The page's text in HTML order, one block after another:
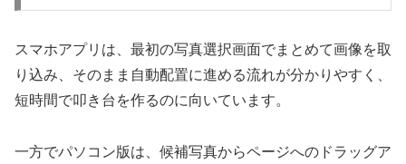
スマホアプリは、最初の写真選択画面でまとめて画像を取
り込み、そのまま自動配置に進める流れが分かりやすく、
短時間で叩き台を作るのに向いています。
一方でパソコン版は、候補写真からページへのドラッグア